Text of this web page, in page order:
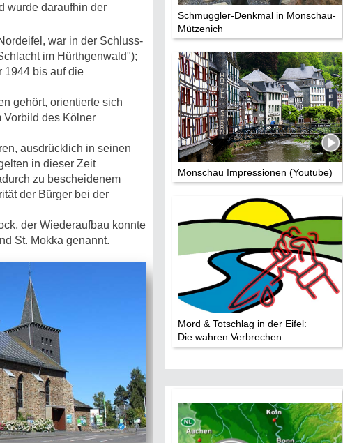
wurde daraufhin der
war in der Schluss­
im Hürthgen­wald");
1944 bis auf die
gehört, orientierte sich
Vorbild des Kölner
ausdrücklich in seinen
in dieser Zeit
zu bescheidenem
der Bürger bei der
der Wiederaufbau konnte
St. Mokka genannt.
Schmuggler-Denkmal in Monschau-
Mützenich
Monschau Impressionen (Youtube)
Mord & Totschlag in der Eifel:
Die wahren Verbrechen